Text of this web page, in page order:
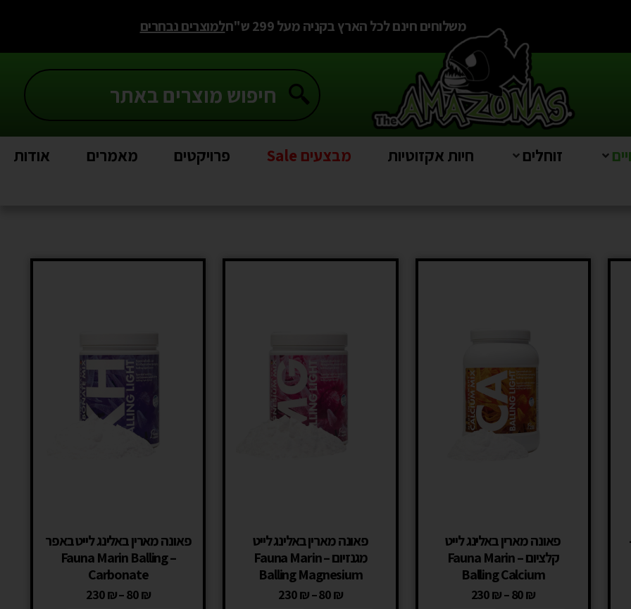
משלוחים חינם לכל הארץ בקניה מעל 299 ש"ח למוצרים נבחרים
זוחלים חיות אקזוטיות מבצעים Sale פרויקטים מאמרים
אודות
פאונה מארין באלינג לייט
קלציום – Fauna Marin
Balling Calcium
80₪
–
230₪
פאונה מארין באלינג לייט
מגנזיום – Fauna Marin
Balling Magnesium
80₪
–
230₪
פאונה מארין באלינג לייט באפר
– Fauna Marin Balling
Carbonate
80₪
–
230₪